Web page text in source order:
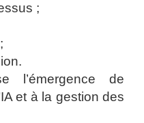
;
l’émergence de
et à la gestion des